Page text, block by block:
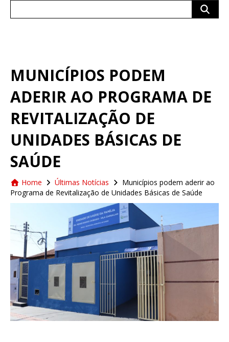
MUNICÍPIOS PODEM
ADERIR AO PROGRAMA DE
REVITALIZAÇÃO DE
UNIDADES BÁSICAS DE
SAÚDE
Home Últimas Notícias
Municípios podem aderir ao
Programa de Revitalização de Unidades Básicas de Saúde